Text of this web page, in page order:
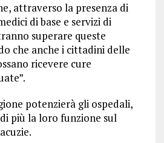
attraverso la presenza di
di base e servizi di
superare queste
che anche i cittadini delle
ricevere cure
potenzierà gli ospedali,
più la loro funzione sul